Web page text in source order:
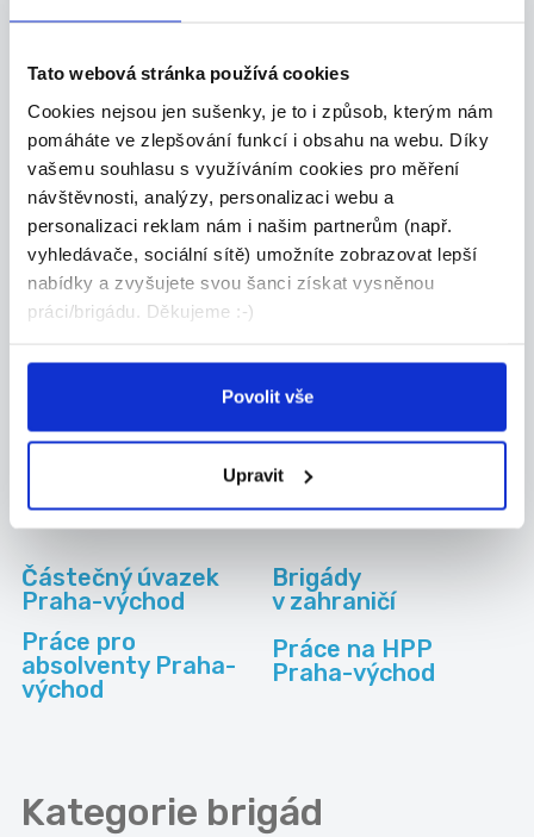
Tato webová stránka používá cookies
Cookies nejsou jen sušenky, je to i způsob, kterým nám
pomáháte ve zlepšování funkcí i obsahu na webu. Díky
vašemu souhlasu s využíváním cookies pro měření
návštěvnosti, analýzy, personalizaci webu a
personalizaci reklam nám i našim partnerům (např.
vyhledávače, sociální sítě) umožníte zobrazovat lepší
nabídky a zvyšujete svou šanci získat vysněnou
práci/brigádu. Děkujeme :-)
Povolit vše
Upravit
Výrobce ozdobných
předmětů
Nabízíme možnost výdělkové činnosti výrobou
nebo...
Celá ČR
Ormicos s.r.o.
Nové brigády na email
Kam dále
Částečný úvazek
Praha-východ
Brigády
v zahraničí
Práce pro
absolventy Praha-
východ
Práce na HPP
Praha-východ
Kategorie brigád